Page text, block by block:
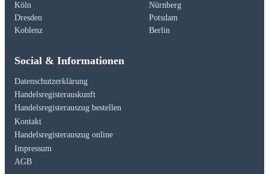
Köln
Nürnberg
Dresden
Potsdam
Koblenz
Berlin
Social & Informationen
Datenschutzerklärung
Handelsregisterauskunft
Handelsregisterauszug bestellen
Kontakt
Handelsregisterauszug online
Impressum
AGB